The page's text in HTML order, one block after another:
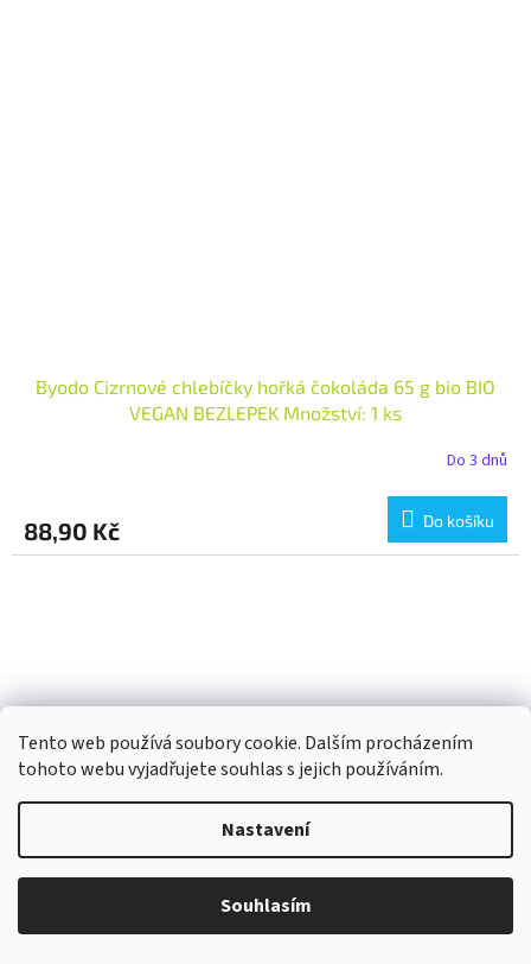
Tento web používá soubory cookie. Dalším procházením
tohoto webu vyjadřujete souhlas s jejich používáním.
Nastavení
Souhlasím
Byodo Cizrnové chlebíčky hořká čokoláda 65 g bio BIO
VEGAN BEZLEPEK Množství: 1 ks
Do 3 dnů
88,90 Kč Do košíku